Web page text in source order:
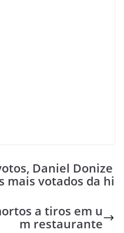
Daniel Donize
mais votados da hi
a tiros em u
m restaurante